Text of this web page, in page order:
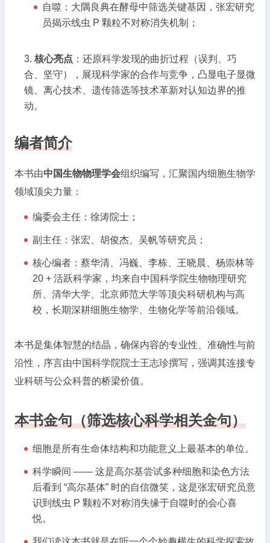
自噬：大隅良典在酵母中筛选关键基因，张宏研究
员揭示线虫 P 颗粒不对称消失机制；
核心亮点 ：还原科学发现的曲折过程（误判、巧
合、坚守），展现科学家的合作与竞争，凸显电子显微
镜、离心技术、遗传筛选等技术革新对认知边界的推
动。
编者简介
本书由中国生物物理学会组织编写，汇聚国内细胞生物学
领域顶尖力量：
编委会主任：徐涛院士；
副主任：张宏、胡俊杰、吴帆等研究员；
核心编者：蔡华清、冯巍、李栋、王晓晨、杨崇林等
20 + 活跃科学家，均来自中国科学院生物物理研究
所、清华大学、北京师范大学等顶尖科研机构与高
校，长期深耕细胞生物学、生物化学等前沿领域。
本书是集体智慧的结晶，确保内容的专业性、准确性与前
沿性，序言由中国科学院院士王志珍撰写，强调其连接专
业科研与公众科普的桥梁价值。
本书金句（筛选核心科学相关金句）
细胞是所有生命体结构和功能意义上最基本的单位。
科学瞬间 —— 这是高尔基尝试多种细胞和染色方法
后看到 “高尔基体” 时的自信微笑，这是张宏研究员意
识到线虫 P 颗粒不对称消失缘于自噬时的会心喜
悦。